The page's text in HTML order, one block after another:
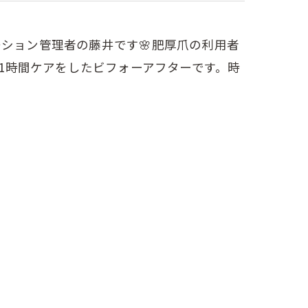
ョン管理者の藤井です🌸⁡肥厚爪の利用者
間ケアをしたビフォーアフターです。⁡時